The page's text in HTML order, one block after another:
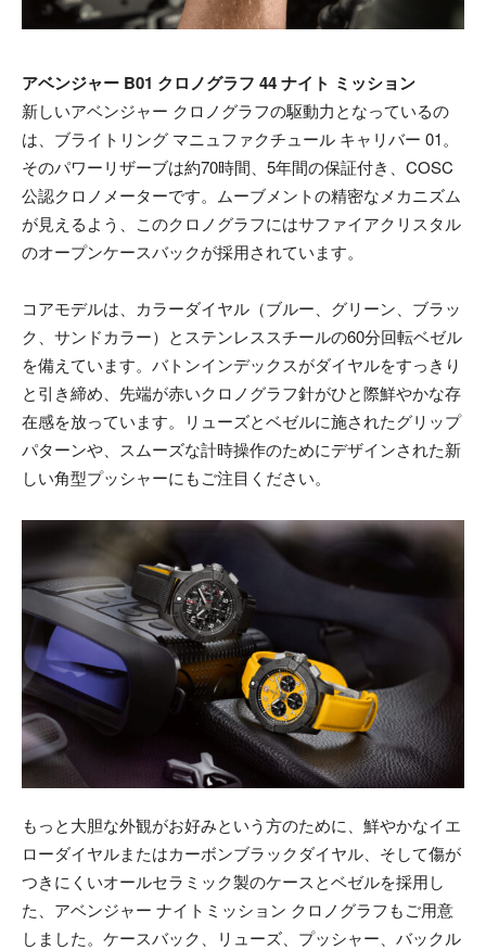
アベンジャー B01 クロノグラフ 44 ナイト ミッション
新しいアベンジャー クロノグラフの駆動力となっているの
は、ブライトリング マニュファクチュール キャリバー 01。
そのパワーリザーブは約70時間、5年間の保証付き、COSC
公認クロノメーターです。ムーブメントの精密なメカニズム
が見えるよう、このクロノグラフにはサファイアクリスタル
のオープンケースバックが採用されています。
コアモデルは、カラーダイヤル（ブルー、グリーン、ブラッ
ク、サンドカラー）とステンレススチールの60分回転ベゼル
を備えています。バトンインデックスがダイヤルをすっきり
と引き締め、先端が赤いクロノグラフ針がひと際鮮やかな存
在感を放っています。リューズとベゼルに施されたグリップ
パターンや、スムーズな計時操作のためにデザインされた新
しい角型プッシャーにもご注目ください。
もっと大胆な外観がお好みという方のために、鮮やかなイエ
ローダイヤルまたはカーボンブラックダイヤル、そして傷が
つきにくいオールセラミック製のケースとベゼルを採用し
た、アベンジャー ナイトミッション クロノグラフもご用意
しました。ケースバック、リューズ、プッシャー、バックル